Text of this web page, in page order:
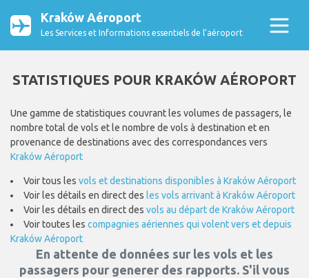
Kraków Aéroport
Les Services et Informations essentiels de l’aéroport
STATISTIQUES POUR KRAKÓW AÉROPORT
Une gamme de statistiques couvrant les volumes de passagers, le
nombre total de vols et le nombre de vols à destination et en
provenance de destinations avec des correspondances vers
Kraków Aéroport
Voir tous les vols et destinations disponibles à Kraków Aéroport
Voir les détails en direct des les vols arrivant à Kraków Aéroport
Voir les détails en direct des vols au départ de Kraków Aéroport
Voir toutes les compagnies aériennes qui volent vers et depuis
Kraków Aéroport
En attente de données sur les vols et les
passagers pour generer des rapports. S'il vous